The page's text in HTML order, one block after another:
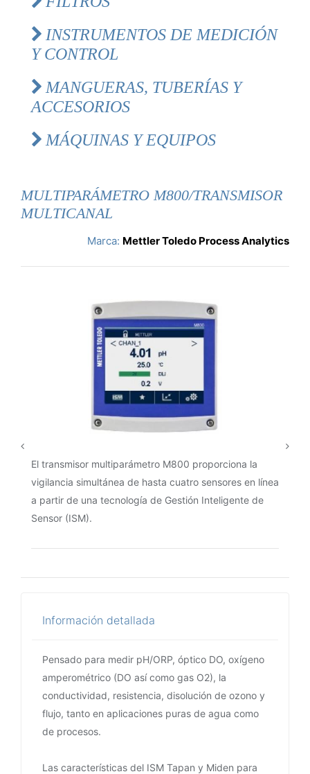
INSTRUMENTOS DE MEDICIÓN
Y CONTROL
MANGUERAS, TUBERÍAS Y
ACCESORIOS
MÁQUINAS Y EQUIPOS
MULTIPARÁMETRO M800/TRANSMISOR
MULTICANAL
Marca: Mettler Toledo Process Analytics
El transmisor multiparámetro M800 proporciona la
vigilancia simultánea de hasta cuatro sensores en línea
a partir de una tecnología de Gestión Inteligente de
Sensor (ISM).
Información detallada
Pensado para medir pH/ORP, óptico DO, oxígeno
amperométrico (DO así como gas O2), la
conductividad, resistencia, disolución de ozono y
flujo, tanto en aplicaciones puras de agua como
de procesos.
Las características del ISM Tapan y Miden para